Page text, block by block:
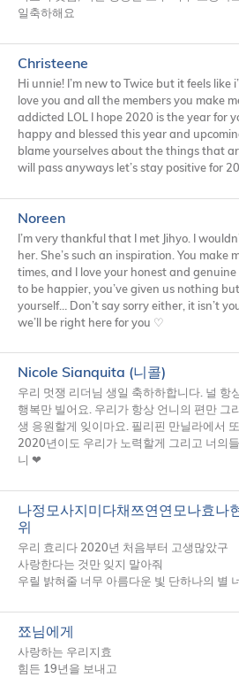
일축하해요
Christeene
Hi unnie! I’m new to Twice but it feels like
love you and all the members you make
addicted LOL I hope 2020 is the year for
happy and blessed this year and
blame yourselves about the things that
will pass anyways let’s stay positive for
Noreen
I’m very thankful that I met Jihyo. I
her. She’s such an inspiration. You make
times, and I love your honest and
to be happier, you’ve given us nothing
yourself… Don’t say sorry either, it isn’t
we’ll be right here for you ♡
Nicole Sianquita (니콜)
우리 멋쟁 리더님 생일 축하하합니다. 널 항
행복만 빌어요. 우리가 항상 언니의 편만 그
생 응원할게 잊이마요. 필리핀 만닐라에서
2020년이도 우리가 노력할게 그리고 너의
니 ❤
나정모사지미다채쯔연연모나효나
위
우리 효리다 2020년 처음부터 고생많았구
사랑한다는 것만 잊지 말아줘
우릴 밝혀줄 너무 아름다운 빛 단하나의 별
쬬님에게
사랑하는 우리지효
힘든 19년을 보내고